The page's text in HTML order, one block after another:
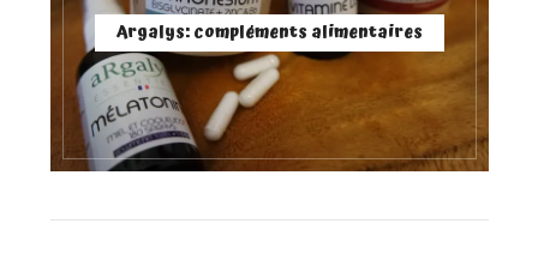
Argalys: compléments alimentaires